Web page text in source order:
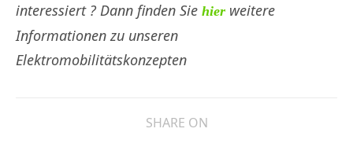
interessiert ? Dann finden Sie hier weitere
Informationen zu unseren
Elektromobilitätskonzepten
SHARE ON